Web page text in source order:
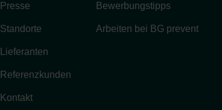
Presse
Standorte
Lieferanten
Referenzkunden
Kontakt
Bewerbungstipps
Arbeiten bei BG prevent